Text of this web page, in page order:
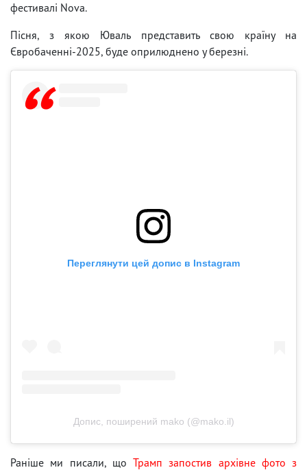
фестивалі Nova.
Пісня, з якою Юваль представить свою країну на
Євробаченні-2025, буде оприлюднено у березні.
Переглянути цей допис в Instagram
Допис, поширений mako (@mako.il)
Раніше ми писали, що Трамп запостив архівне фото з